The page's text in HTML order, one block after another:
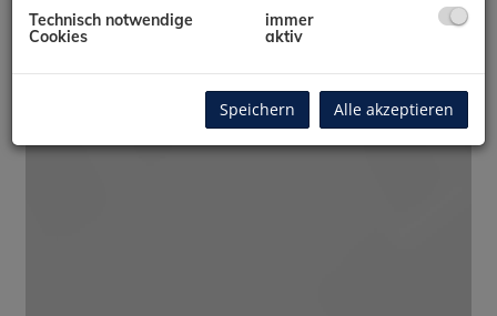
Technisch notwendige
Cookies
immer
aktiv
Speichern Alle akzeptieren